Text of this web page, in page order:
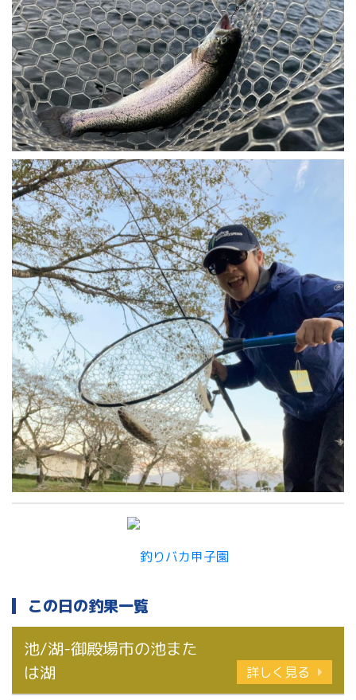
この日の釣果一覧
池/湖-御殿場市の池また
は湖
詳しく見る